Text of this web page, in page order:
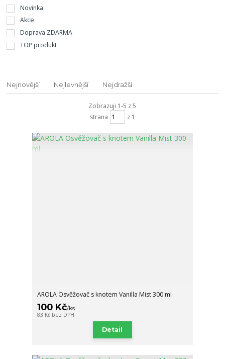
Novinka
Akce
Doprava ZDARMA
TOP produkt
Nejnovější Nejlevnější Nejdražší
Zobrazuji 1-5 z 5
strana
z 1
AROLA Osvěžovač s knotem Vanilla Mist 300 ml
100 Kč/ks
83 Kč bez DPH
Detail